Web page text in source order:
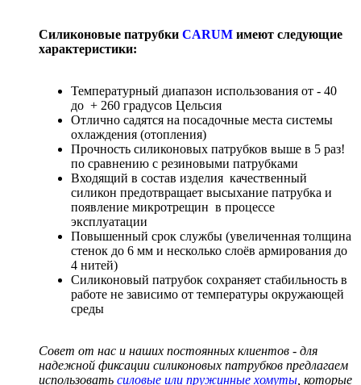
Силиконовые патрубки CARUM имеют следующие
характеристики:
Температурный диапазон использования от - 40
до + 260 градусов Цельсия
Отлично садятся на посадочные места системы
охлаждения (отопления)
Прочность силиконовых патрубков выше в 5 раз!
по сравнению с резиновыми патрубками
Входящий в состав изделия качественный
силикон предотвращает высыхание патрубка и
появление микротрещин в процессе
эксплуатации
Повышенный срок службы (увеличенная толщина
стенок до 6 мм и несколько слоёв армирования до
4 нитей)
Силиконовый патрубок сохраняет стабильность в
работе не зависимо от температуры окружающей
среды
Совет от нас и наших постоянных клиентов - для
надежной фиксации силиконовых патрубков предлагаем
использовать силовые или пружинные хомуты , которые